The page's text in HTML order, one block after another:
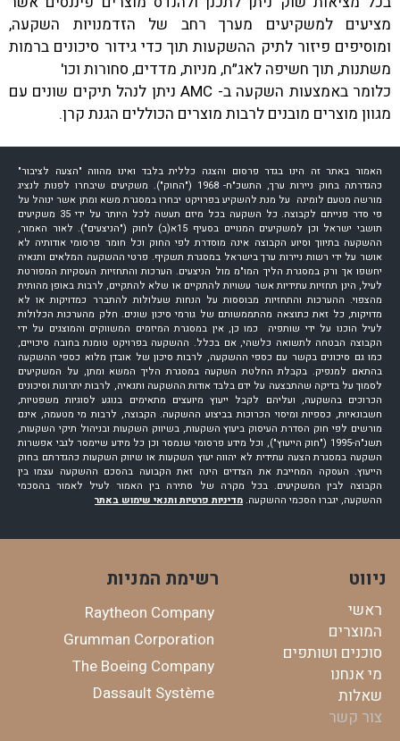
מציעים למשקיעים מערך רחב של הזדמנויות השקעה,
ומוסיפים פיזור לתיק ההשקעות תוך כדי גידור סיכונים ברמות
משתנות, תוך חשיפה לאג״ח, מניות, מדדים, סחורות וכו'
כלומר באמצעות השקעה ב- AMC ניתן לנהל תיקים שונים עם
מגוון מוצרים מובנים לרבות מוצרים הכוללים הגנת קרן.
האמור באתר זה הינו בגדר פרסום והצגה כללית בלבד ואינו מהווה "הצעה לציבור"
כהגדרתה בחוק ניירות ערך, התשכ"ח- 1968 ("החוק"). משקיעים שיבחרו לפנות לנציג
מורשה מטעם לומינה על מנת להשקיע בפרויקט יבחרו במסגרת משא ומתן אשר ינוהל על
פי סדר פנייתם לקבוצה. כל השקעה בכל מיזם תעשה לכל היותר על ידי 35 משקיעים
תושבי ישראל וכן למשקיעים המנויים בסעיף 15א(ב) לחוק ("הניצעים"). לאור האמור,
ההשקעה בתיווך וסיוע הקבוצה אינה מוסדרת לפי החוק וכל חומר פרסומי אודותיה לא
אושר על ידי רשות ניירות ערך בישראל במסגרת תשקיף. פרטי ההשקעה המלאים ותנאיה
יחשפו אך ורק במסגרת הליך המו"מ מול הניצעים. הערכות והתחזיות העסקיות המפורטת
לעיל, הינן תחזיות עתידיות אשר עשויות להתקיים או שלא להתקיים, לרבות באופן מהותית
מהצפוי. ההערכות והתחזיות מבוססות על הנחות שעלולות להתברר כמדויקות או לא
מדויקות, כל זאת כתוצאה מהתממשותם של גורמי סיכון שונים. חלק מהערכות הכלולות
לעיל הוכנו על ידי שותפיה כמו כן, אין במסגרת המיזמים המשווקים והמוצגים על ידי
הקבוצה הבטחה לתשואה כלשהי, אם בכלל. ההשקעה בפרויקט טומנת בחובה סיכויים,
כמו גם סיכונים בקשר עם כספי ההשקעה, לרבות סיכון של אובדן מלוא כספי ההשקעה
בהתאם למנפיק. בקבלת החלטת השקעה במסגרת הליך המשא ומתן, על המשקיעים
לסמוך על בדיקה שהתבצעה על ידם בלבד אודות ההשקעה ותנאיה, לרבות יתרונות וסיכונים
הכרוכים בהשקעה, ועליהם לקבל ייעוץ מיועצים מתאימים בנוגע לסוגיות משפטיות,
חשבונאיות, כספיות ומיסוי הכרוכות בביצוע ההשקעה. הקבוצה, לרבות מי מטעמה, אינם
מורשים לפי חוק הסדרת העיסוק ביעוץ השקעות, בשיווק השקעות ובניהול תיקי השקעות,
תשנ"ה-1995 ("חוק הייעוץ"), וכל מידע פרסומי שנמסר וכן כל מידע שיימסר לגבי אפשרות
השקעה במסגרת הצעה עתידית לא יהווה יעוץ השקעות או שיווק השקעות כהגדרתם בחוק
הייעוץ. העסקה המחייבת את הצדדים הינה זאת הקבועה בהסכם ההשקעה עצמו בין
הקבוצה לבין המשקיעים. בכל מקרה של סתירה בין האמור לעיל לאמור בהסכמי
ההשקעה, יגברו הסכמי ההשקעה. מדיניות פרטיות ותנאי שימוש באתר
ניווט
ראשי
המוצרים
סוכנים ושותפים
מי אנחנו
שאלות
צור קשר
רשימת המניות
Raytheon Company
Grumman Corporation
The Boeing Company
Dassault Système